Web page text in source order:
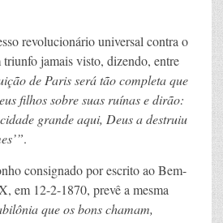
revolucionário universal contra o
jamais visto, dizendo, entre
de Paris será tão completa que
filhos sobre suas ruínas e dirão:
grande aqui, Deus a destruiu
.
consignado por escrito ao Bem-
em 12-2-1870, prevê a mesma
que os bons chamam,